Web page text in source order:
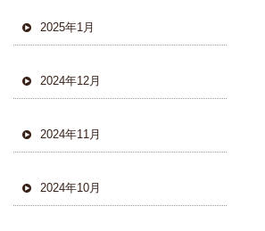
2025年1月
2024年12月
2024年11月
2024年10月